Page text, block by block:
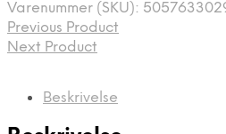
Varenummer (SKU):
Previous Product
Next Product
Beskrivelse